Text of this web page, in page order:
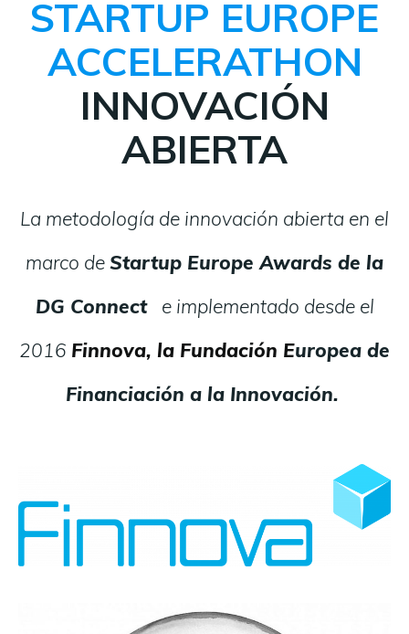
STARTUP EUROPE
ACCELERATHON
INNOVACIÓN
ABIERTA
La metodología de innovación abierta en el
marco deStartup Europe Awards de la
DG Connect
e implementado desde el
2016 Finnova, la Fundación Europea de
Financiación a la Innovación.